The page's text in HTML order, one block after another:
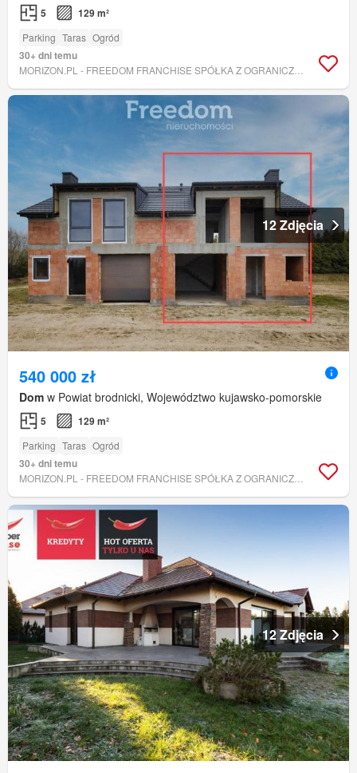
5 129 m²
Parking Taras Ogród
30+ dni temu
12 Zdjęcia
540 000 zł
Dom w Powiat brodnicki, Województwo kujawsko-pomorskie
5 129 m²
Parking Taras Ogród
30+ dni temu
12 Zdjęcia